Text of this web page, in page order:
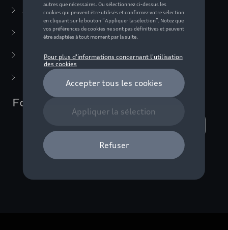
ADUI collection(10)
F1 Collection(76)
Miniatures(22)
Dernière chance
Football Collection